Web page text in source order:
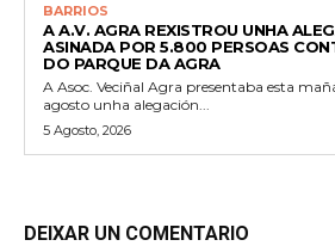
BARRIOS
A A.V. AGRA REXISTROU UNHA
ASINADA POR 5.800 PERSOAS
DO PARQUE DA AGRA
A Asoc. Veciñal Agra presentaba esta
agosto unha alegación...
5 Agosto, 2026
DEIXAR UN COMENTARIO